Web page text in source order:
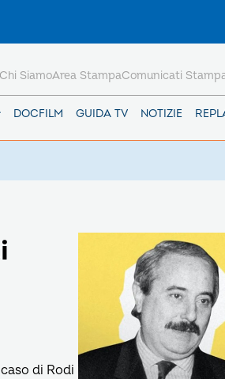
DOCFILM GUIDA TV NOTIZIE
Chi SiamoArea StampaComunicati
di Rodi